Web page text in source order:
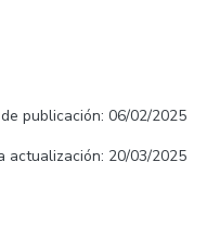
publicación: 06/02/2025
actualización: 20/03/2025